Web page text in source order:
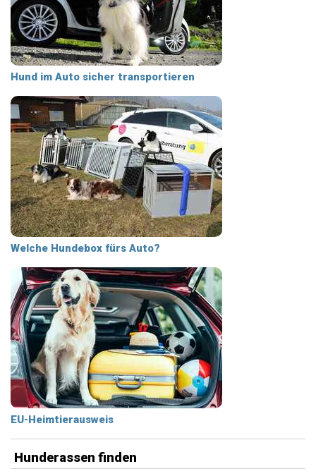
Hund im Auto sicher transportieren
Welche Hundebox fürs Auto?
EU-Heimtierausweis
Hunderassen finden